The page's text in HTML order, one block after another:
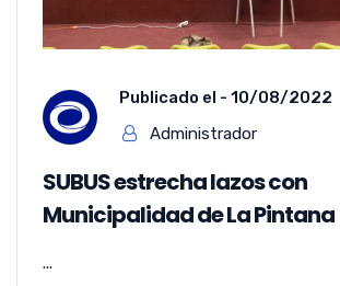
Publicado el - 10/08/2022
Administrador
SUBUS estrecha lazos con
Municipalidad de La Pintana
...